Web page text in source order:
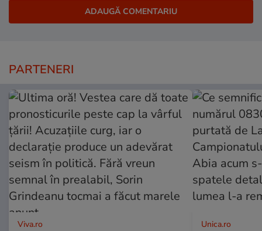
PARTENERI
Viva.ro Unica.ro